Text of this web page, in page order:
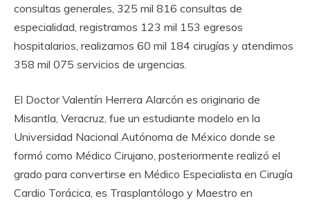
consultas generales, 325 mil 816 consultas de
especialidad, registramos 123 mil 153 egresos
hospitalarios, realizamos 60 mil 184 cirugías y atendimos
358 mil 075 servicios de urgencias.
El Doctor Valentín Herrera Alarcón es originario de
Misantla, Veracruz, fue un estudiante modelo en la
Universidad Nacional Autónoma de México donde se
formó como Médico Cirujano, posteriormente realizó el
grado para convertirse en Médico Especialista en Cirugía
Cardio Torácica, es Trasplantólogo y Maestro en